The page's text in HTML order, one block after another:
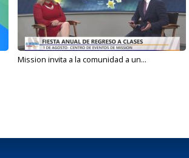
Mission invita a la comunidad a un...